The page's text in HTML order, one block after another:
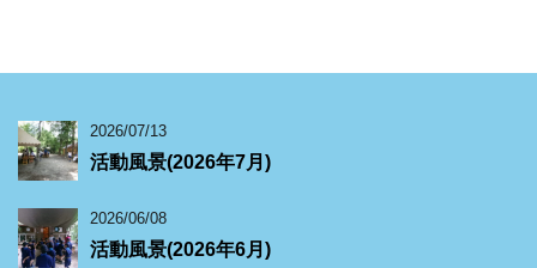
2026/07/13
活動風景(2026年7月)
2026/06/08
活動風景(2026年6月)